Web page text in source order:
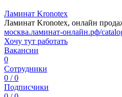
Ламинат Kronotex
Ламинат Kronotex, онлайн
москва.ламинат-онлайн.рф/
Хочу тут работать
Вакансии
0
Сотрудники
0 / 0
Подписчики